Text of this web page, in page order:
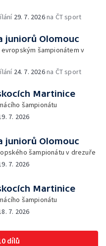
29. 7. 2026na ČT sport
juniorů Olomouc
šampionátem v
24. 7. 2026na ČT sport
Martinice
šampionátu
7. 2026
juniorů Olomouc
šampionátu v drezuře
7. 2026
Martinice
šampionátu
7. 2026
dílů